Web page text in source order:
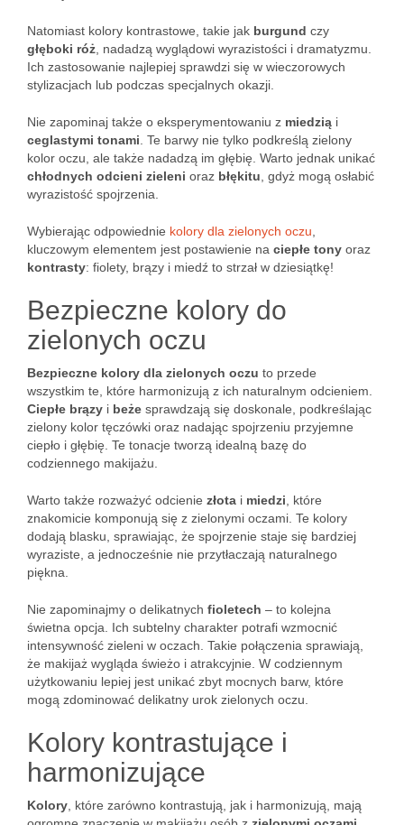
Natomiast kolory kontrastowe, takie jak burgund czy
głęboki róż , nadadzą wyglądowi wyrazistości i dramatyzmu.
Ich zastosowanie najlepiej sprawdzi się w wieczorowych
stylizacjach lub podczas specjalnych okazji.
Nie zapominaj także o eksperymentowaniu z miedzią i
ceglastymi tonami . Te barwy nie tylko podkreślą zielony
kolor oczu, ale także nadadzą im głębię. Warto jednak unikać
chłodnych odcieni zieleni oraz błękitu , gdyż mogą osłabić
wyrazistość spojrzenia.
Wybierając odpowiednie kolory dla zielonych oczu
kluczowym elementem jest postawienie na ciepłe tony oraz
kontrasty: fiolety, brązy i miedź to strzał w dziesiątkę!
Bezpieczne kolory do
zielonych oczu
Bezpieczne kolory dla zielonych oczu to przede
wszystkim te, które harmonizują z ich naturalnym odcieniem.
Ciepłe brązy i beże sprawdzają się doskonale, podkreślając
zielony kolor tęczówki oraz nadając spojrzeniu przyjemne
ciepło i głębię. Te tonacje tworzą idealną bazę do
codziennego makijażu.
Warto także rozważyć odcienie złota i miedzi , które
znakomicie komponują się z zielonymi oczami. Te kolory
dodają blasku, sprawiając, że spojrzenie staje się bardziej
wyraziste, a jednocześnie nie przytłaczają naturalnego
piękna.
Nie zapominajmy o delikatnych fioletech – to kolejna
świetna opcja. Ich subtelny charakter potrafi wzmocnić
intensywność zieleni w oczach. Takie połączenia sprawiają,
że makijaż wygląda świeżo i atrakcyjnie. W codziennym
użytkowaniu lepiej jest unikać zbyt mocnych barw, które
mogą zdominować delikatny urok zielonych oczu.
Kolory kontrastujące i
harmonizujące
Kolory , które zarówno kontrastują, jak i harmonizują, mają